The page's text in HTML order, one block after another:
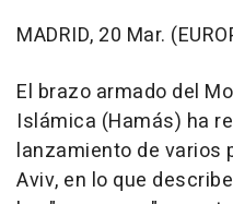
MADRID, 20 Mar.
El brazo armado del
Islámica (Hamás) ha
lanzamiento de varios
Aviv, en lo que